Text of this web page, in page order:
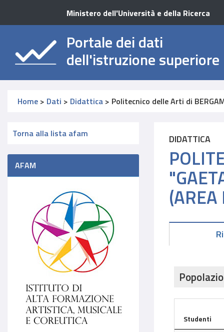
Ministero dell'Università e della Ricerca
Portale dei dati
dell'istruzione superiore
Home > Dati > Didattica > Politecnico delle Arti di
Torna alla lista afam
AFAM
DIDATTICA
Studenti